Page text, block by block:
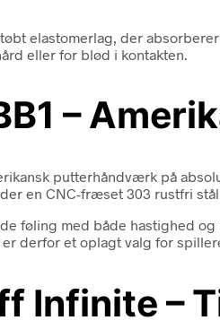
elastomerlag, der
eller for blød i kontakten.
–
putterhåndværk på
en CNC-fræset 303 rustfri
føling med både hastighed
derfor et oplagt valg for
Infinite –